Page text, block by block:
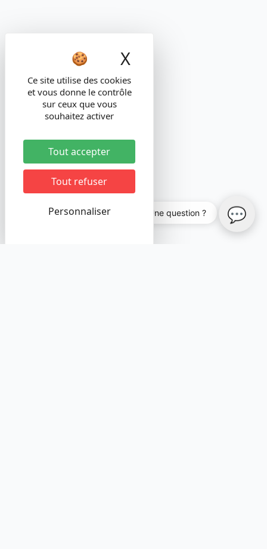
💬 Une question ? 💬
Ce site utilise des cookies
et vous donne le contrôle
sur ceux que vous
souhaitez activer
Tout accepter
Tout refuser
Personnaliser
X